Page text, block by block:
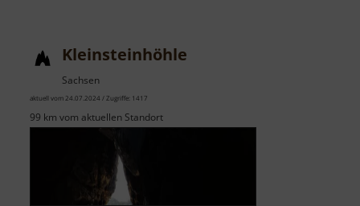
Kleinsteinhöhle
Sachsen
aktuell vom 24.07.2024 / Zugriffe: 1417
99 km vom aktuellen Standort